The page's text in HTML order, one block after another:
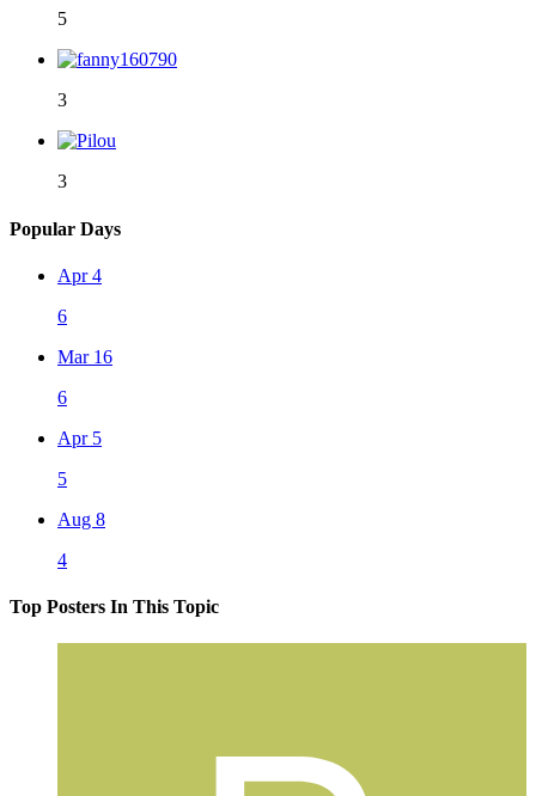
5
3
3
Popular Days
Apr 4
6
Mar 16
6
Apr 5
5
Aug 8
4
Top Posters In This Topic